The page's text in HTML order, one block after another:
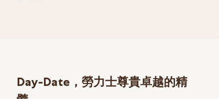
Day-Date，勞力士尊貴卓越的精